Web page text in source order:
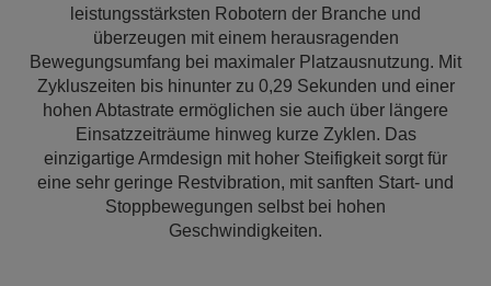
leistungsstärksten Robotern der Branche und
überzeugen mit einem herausragenden
Bewegungsumfang bei maximaler Platzausnutzung. Mit
Zykluszeiten bis hinunter zu 0,29 Sekunden und einer
hohen Abtastrate ermöglichen sie auch über längere
Einsatzzeiträume hinweg kurze Zyklen. Das
einzigartige Armdesign mit hoher Steifigkeit sorgt für
eine sehr geringe Restvibration, mit sanften Start- und
Stoppbewegungen selbst bei hohen
Geschwindigkeiten.